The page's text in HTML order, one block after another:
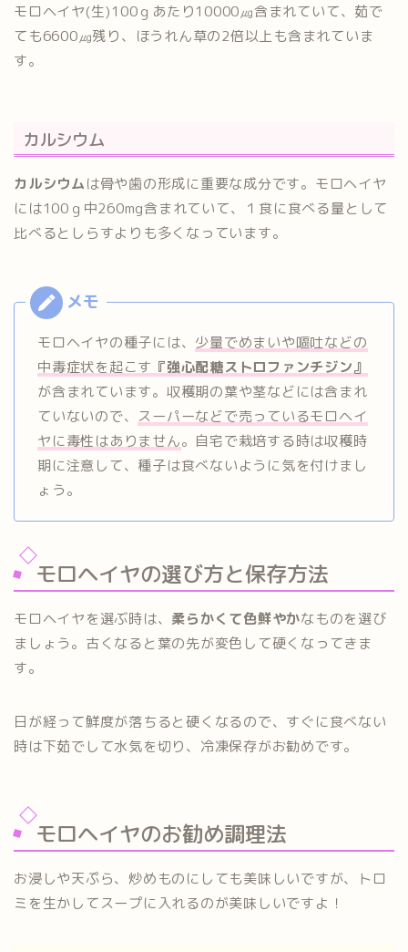
モロヘイヤ(生)100ｇあたり10000㎍含まれていて、茹で
ても6600㎍残り、ほうれん草の2倍以上も含まれていま
す。
カルシウム
カルシウムは骨や歯の形成に重要な成分です。モロヘイヤ
には100ｇ中260mg含まれていて、１食に食べる量として
比べるとしらすよりも多くなっています。
モロヘイヤの種子には、 少量でめまいや嘔吐などの
中毒症状を起こす 『強心配糖ストロファンチジン』
が含まれています。収穫期の葉や茎などには含まれ
ていないので、 スーパーなどで売っているモロヘイ
ヤに毒性はありません。自宅で栽培する時は収穫時
期に注意して、種子は食べないように気を付けまし
ょう。
モロヘイヤの選び方と保存方法
モロヘイヤを選ぶ時は、 柔らかくて色鮮やかなものを選び
ましょう。古くなると葉の先が変色して硬くなってきま
す。
日が経って鮮度が落ちると硬くなるので、すぐに食べない
時は下茹でして水気を切り、冷凍保存がお勧めです。
モロヘイヤのお勧め調理法
お浸しや天ぷら、炒めものにしても美味しいですが、トロ
ミを生かしてスープに入れるのが美味しいですよ！